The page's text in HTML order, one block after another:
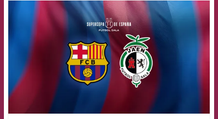
FCB Barcelona badge